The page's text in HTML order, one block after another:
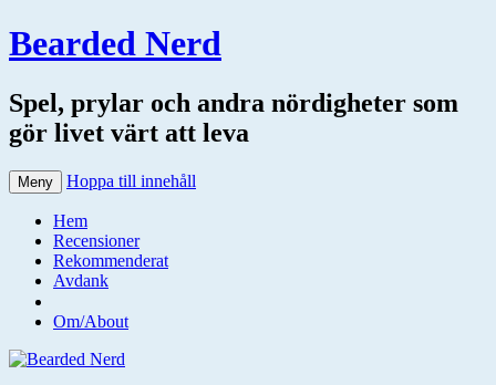
Bearded Nerd
Spel, prylar och andra nördigheter som
gör livet värt att leva
Meny Hoppa till innehåll
Hem
Recensioner
Rekommenderat
Avdank
Om/About